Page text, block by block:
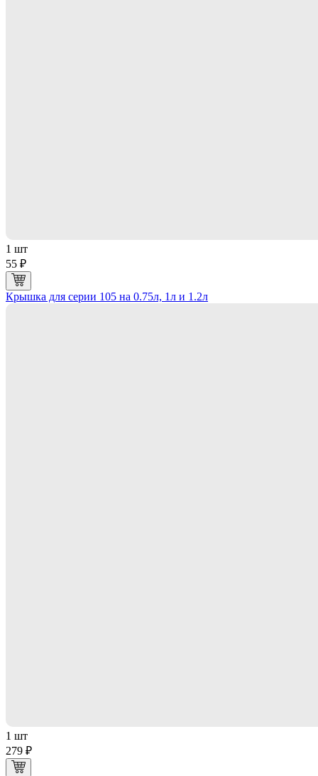
1 шт
55 ₽
Крышка для серии 105 на 0.75л, 1л и 1.2л
1 шт
279 ₽